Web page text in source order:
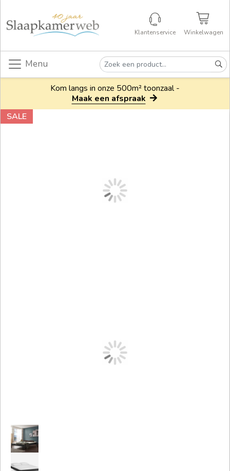
Klantenservice Winkelwagen
Menu
Kom langs in onze 500m² toonzaal -
Maak een afspraak
SALE